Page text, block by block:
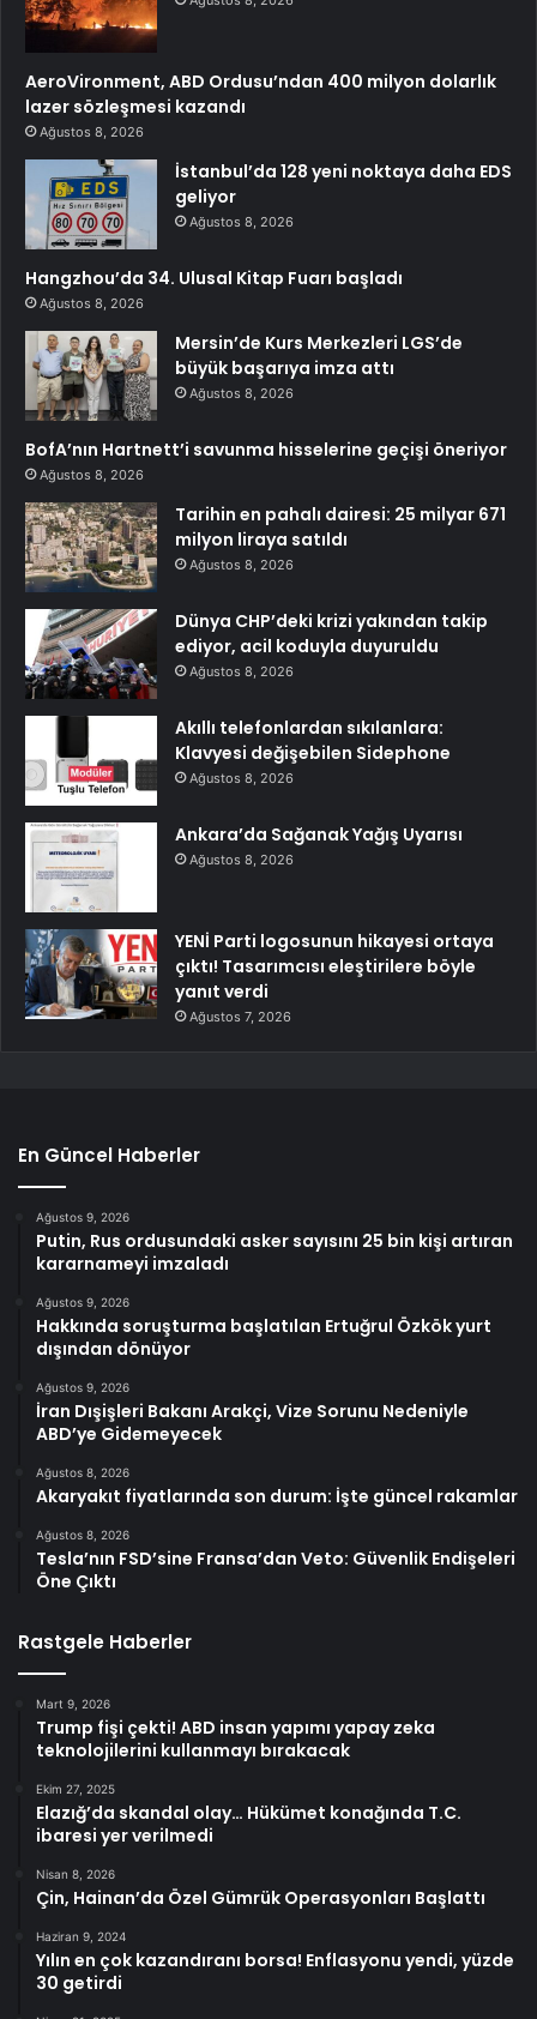
AeroVironment, ABD Ordusu’ndan 400 milyon dolarlık
lazer sözleşmesi kazandı
Ağustos 8, 2026
İstanbul’da 128 yeni noktaya daha EDS
geliyor
Ağustos 8, 2026
Hangzhou’da 34. Ulusal Kitap Fuarı başladı
Ağustos 8, 2026
Mersin’de Kurs Merkezleri LGS’de
büyük başarıya imza attı
Ağustos 8, 2026
BofA’nın Hartnett’i savunma hisselerine geçişi öneriyor
Ağustos 8, 2026
Tarihin en pahalı dairesi: 25 milyar 671
milyon liraya satıldı
Ağustos 8, 2026
Dünya CHP’deki krizi yakından takip
ediyor, acil koduyla duyuruldu
Ağustos 8, 2026
Akıllı telefonlardan sıkılanlara:
Klavyesi değişebilen Sidephone
Ağustos 8, 2026
Ankara’da Sağanak Yağış Uyarısı
Ağustos 8, 2026
YENİ Parti logosunun hikayesi ortaya
çıktı! Tasarımcısı eleştirilere böyle
yanıt verdi
Ağustos 7, 2026
En Güncel Haberler
Ağustos 9, 2026
Putin, Rus ordusundaki asker sayısını 25 bin kişi artıran
kararnameyi imzaladı
Ağustos 9, 2026
Hakkında soruşturma başlatılan Ertuğrul Özkök yurt
dışından dönüyor
Ağustos 9, 2026
İran Dışişleri Bakanı Arakçi, Vize Sorunu Nedeniyle
ABD’ye Gidemeyecek
Ağustos 8, 2026
Akaryakıt fiyatlarında son durum: İşte güncel rakamlar
Ağustos 8, 2026
Tesla’nın FSD’sine Fransa’dan Veto: Güvenlik Endişeleri
Öne Çıktı
Rastgele Haberler
Mart 9, 2026
Trump fişi çekti! ABD insan yapımı yapay zeka
teknolojilerini kullanmayı bırakacak
Ekim 27, 2025
Elazığ’da skandal olay… Hükümet konağında T.C.
ibaresi yer verilmedi
Nisan 8, 2026
Çin, Hainan’da Özel Gümrük Operasyonları Başlattı
Haziran 9, 2024
Yılın en çok kazandıranı borsa! Enflasyonu yendi, yüzde
30 getirdi